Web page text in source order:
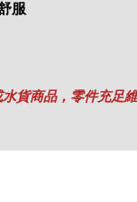
服
貨商品，零件充足維